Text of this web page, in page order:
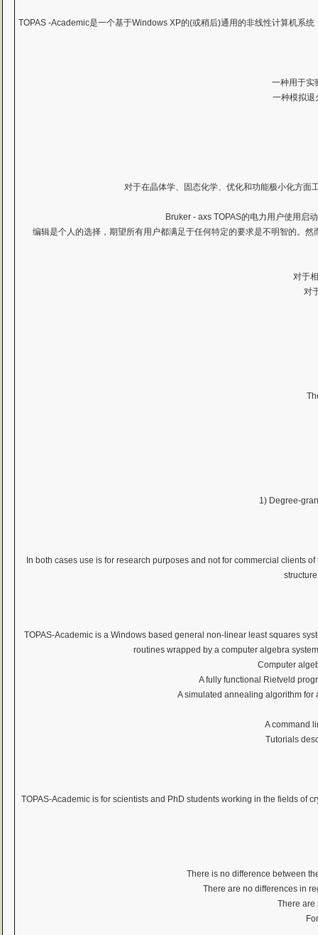
TOPAS -Academic是一个基于Windows XP的(或稍后)通用的非线性计算机系
一种用于实
一种模拟退
对于在晶体学、固态化学、优化和功能极小化方面
Bruker - axs TOPAS的电力用户使用启
编辑是个人的选择，期望所有用户都满足于任何特定的要求是不明智的。
对于
对
1) Degree-
In both cases use is for research purposes and not for commercial clients
TOPAS-Academic is a Windows based general non-linear least squares
routines wrapped by a computer algebra
Computer
A fully functional Rietveld
A simulated annealing algorithm for
A command
Tutorials
TOPAS-Academic is for scientists and PhD students working in the fields of
There is no difference between
There are no differences in
There are